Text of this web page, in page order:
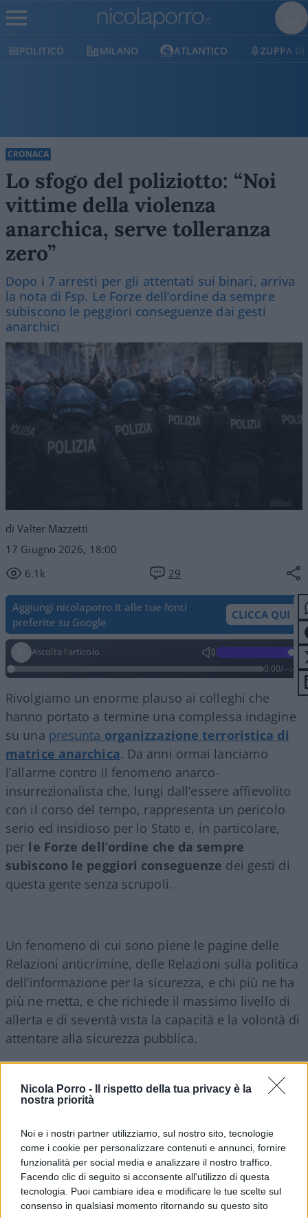
Nicola Porro -
Il rispetto della tua privacy è la
nostra priorità
Noi e i nostri partner utilizziamo, sul nostro sito, tecnologie
come i cookie per personalizzare contenuti e annunci, fornire
funzionalità per social media e analizzare il nostro traffico.
Facendo clic di seguito si acconsente all'utilizzo di questa
tecnologia. Puoi cambiare idea e modificare le tue scelte sul
consenso in qualsiasi momento ritornando su questo sito
POLITICO MILANO ATLANTICO ZUPPA DI
CRONACA
Lo sfogo del poliziotto: “Noi
vittime della violenza
anarchica, serve tolleranza
zero”
Dopo i 7 arresti per gli attentati sui binari, arriva
la nota di Fsp. Le Forze dell’ordine da sempre
subiscono le peggiori conseguenze dai gesti
anarchici
di Valter Mazzetti
17 Giugno 2026, 18:00
6.1k
29
Aggiungi nicolaporro.it alle tue fonti
preferite su Google
CLICCA QUI
Ascolta l'articolo
0:00/--:--
Rivolgiamo un enorme plauso ai colleghi che
hanno portato a termine una complessa indagine
su una presunta organizzazione terroristica di
matrice anarchica. Da anni ormai lanciamo
l’allarme contro il fenomeno anarco-
insurrezionalista che, lungi dall’essere affievolito
con il corso del tempo, rappresenta un pericolo
serio ed insidioso per lo Stato e, in particolare,
per le Forze dell’ordine che da sempre
subiscono le peggiori conseguenze dei gesti di
questa gente senza scrupoli.
Un fenomeno di cui sono piene le pagine delle
Relazioni anticrimine, delle Relazioni sulla politica
dell’informazione per la sicurezza, e chi più ne ha
più ne metta, e che richiede il massimo livello di
allerta e di severità vista la capacità e la volontà di
attentare alla sicurezza pubblica.
l’ennesimo scempio compiuto con una delle tante
tra i poliziotti, urlavamo il nostro sdegno per
l’infamia di delinquenti che si accaniscono contro
chi svolge il proprio lavoro rappresentando lo
Stato che loro vogliono sovvertire.Criminali che
non esitano a scatenare la propria violenza